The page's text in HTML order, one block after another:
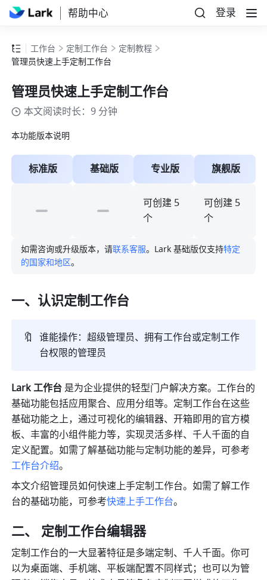
帮助中心 登录
工作台 定制工作台
定制教程
管理员快速上手定制工作台
管理员快速上手定制工作台
本文阅读时长：9 分钟
本功能版本说明
标准版 基础版 专业版 旗舰版
可创建 5
个
可创建 5
个
如需咨询或升级版本，请联系客服。Lark 基础版仅支持特定
的国家和地区。
一、认识定制工作台
🔖 谁能操作：超级管理员、拥有工作台或定制工作
台权限的管理员
Lark 工作台 是为企业提供的轻型门户解决方案。工作台的
基础功能包括应用聚合、应用分组等。定制工作台在这些
基础功能之上，通过可视化的编辑器、开箱即用的官方模
板、丰富的小组件能力等，实现灵活多样、千人千面的自
定义配置。如需了解基础功能与定制功能的差异，可参考
工作台介绍。
本文介绍管理员如何快速上手定制工作台。如需了解工作
台的基础功能，可参考快速上手工作台。
二、 定制工作台编辑器
定制工作台的一大显著特征是多端定制、千人千面。你可
以为桌面端、手机端、平板端配置不同样式；也可以为管